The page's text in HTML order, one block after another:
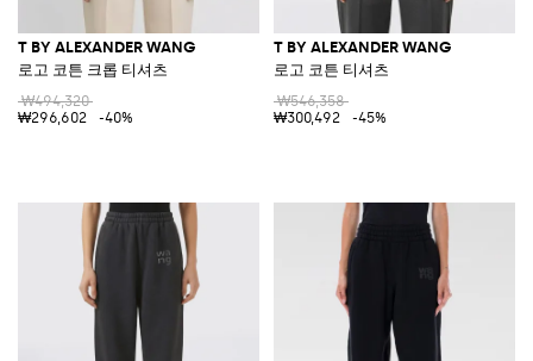
T BY ALEXANDER WANG
로고 코튼 크롭 티셔츠
₩494,320
₩296,602
-40%
T BY ALEXANDER WANG
로고 코튼 티셔츠
₩546,358
₩300,492
-45%